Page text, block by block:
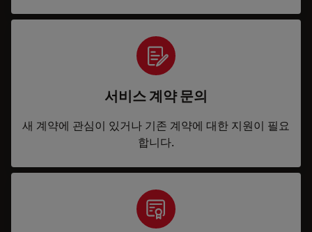
서비스 계약 문의
새 계약에 관심이 있거나 기존 계약에 대한 지원이 필요
합니다.